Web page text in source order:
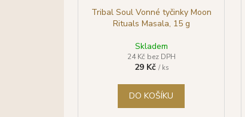
Tribal Soul Vonné tyčinky Moon
Rituals Masala, 15 g
Skladem
24 Kč bez DPH
29 Kč / ks
DO KOŠÍKU